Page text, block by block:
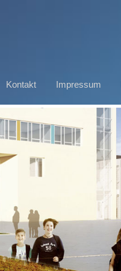
Kontakt Impressum